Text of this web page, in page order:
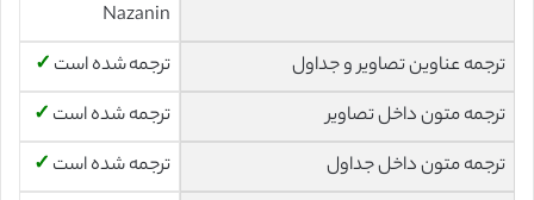
Nazanin
ترجمه عناوین تصاویر و جداول
ترجمه شده است ✓
ترجمه متون داخل تصاویر
ترجمه شده است ✓
ترجمه متون داخل جداول
ترجمه شده است ✓